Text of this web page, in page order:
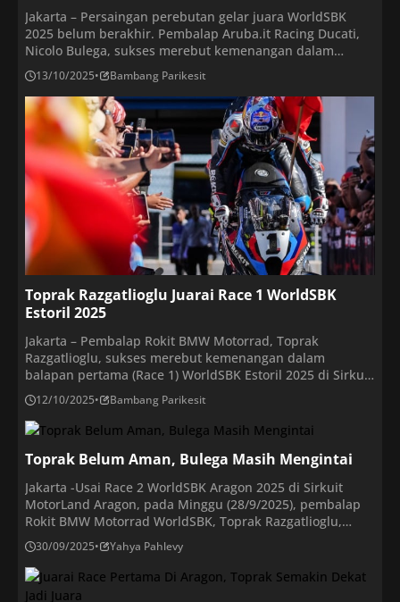
Jakarta – Persaingan perebutan gelar juara WorldSBK
2025 belum berakhir. Pembalap Aruba.it Racing Ducati,
Nicolo Bulega, sukses merebut kemenangan dalam
balapan kedua (Race 2) WorldSBK Estoril 2025 di Sirkuit
Estoril, Portugal, pada Minggu (12/10/2025). Pembalap
Italia ini diikuti oleh pembalap Rokit BMW Motorrad,
Toprak Razgatlioglu, di posisi kedua, dan pembalap
Aruba.it Racing Ducati, Alvaro Bautista, […]
13/10/2025• Bambang Parikesit
Toprak Razgatlioglu Juarai Race 1 WorldSBK
Estoril 2025
Jakarta – Pembalap Rokit BMW Motorrad, Toprak
Razgatlioglu, sukses merebut kemenangan dalam
balapan pertama (Race 1) WorldSBK Estoril 2025 di Sirkuit
Estoril, Portugal, pada Sabtu (11/10/2025). Pembalap
Turki ini diikuti oleh pembalap Aruba.it Racing Ducati,
Nicolo Bulega, di posisi kedua, dan Alvaro Bautista di
posisi ketiga. Sementara itu, posisi keempat dan kelima
masing-masing ditempati oleh […]
12/10/2025• Bambang Parikesit
Toprak Belum Aman, Bulega Masih Mengintai
Jakarta -Usai Race 2 WorldSBK Aragon 2025 di Sirkuit
MotorLand Aragon, pada Minggu (28/9/2025), pembalap
Rokit BMW Motorrad WorldSBK, Toprak Razgatlioglu,
memimpin klasemen sementara dengan koleksi 523 poin.
Pembalap Turki ini diikuti oleh pembalap Aruba.it Racing
Ducati, Nicolo Bulega, di peringkat kedua dengan 487
poin, dan pembalap Barni Spark Racing Team, Danilo
30/09/2025• Yahya Pahlevy